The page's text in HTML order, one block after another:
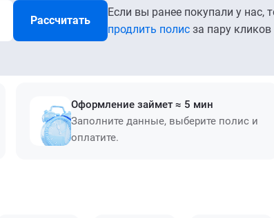
Рассчитать
Если вы ранее покупали у нас,
продлить полис за пару кликов
Оформление займет ≈ 5 мин
Заполните данные, выберите полис и
оплатите.